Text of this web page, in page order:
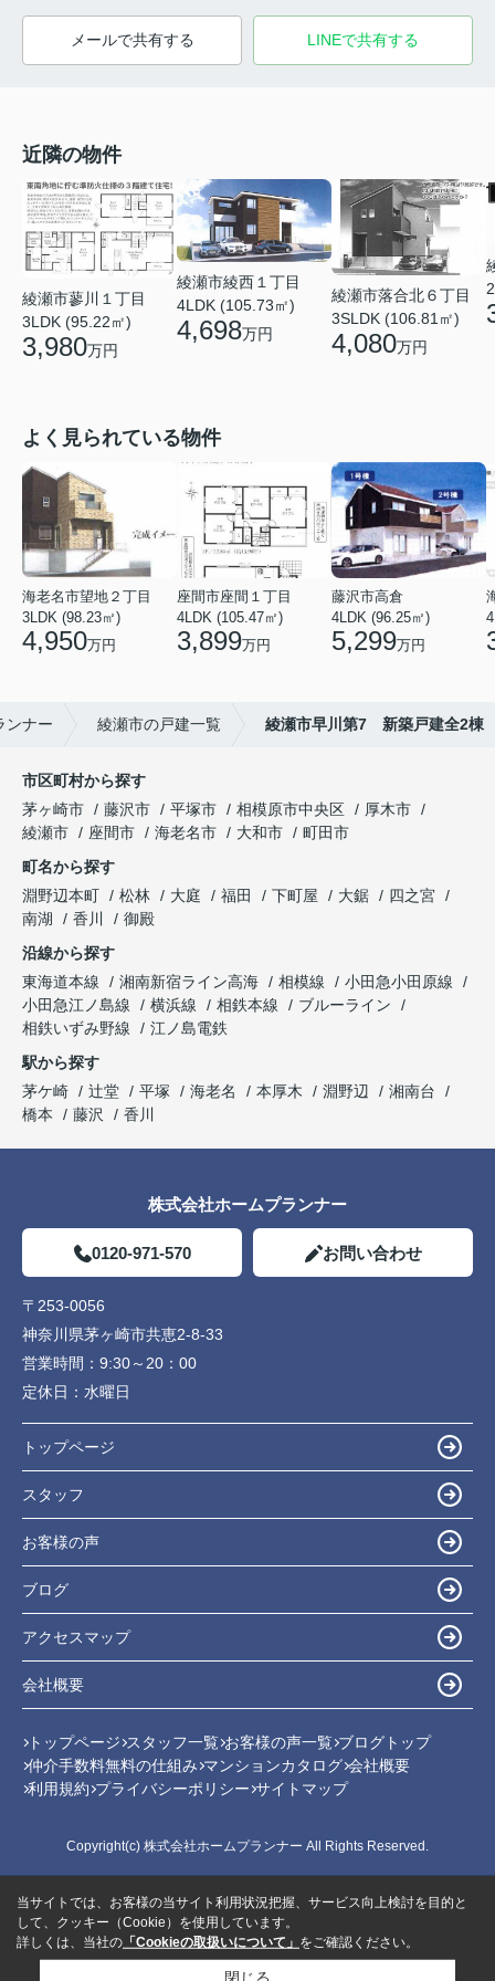
メールで共有する LINEで共有する
近隣の物件
綾瀬市蓼川１丁目
3LDK (95.22㎡)
3,980万円
綾瀬市綾西１丁目
4LDK (105.73㎡)
4,698万円
綾瀬市落合北６丁目
3SLDK (106.81㎡)
4,080万円
よく見られている物件
海老名市望地２丁目
3LDK (98.23㎡)
4,950万円
座間市座間１丁目
4LDK (105.47㎡)
3,899万円
藤沢市高倉
4LDK (96.25㎡)
5,299万円
ンナー 綾瀬市の戸建一覧 綾瀬市早川第7 新築戸建全2棟
市区町村から探す
茅ヶ崎市
藤沢市 平塚市 相模原市中央区
厚木市
綾瀬市
座間市 海老名市 大和市
町田市
町名から探す
淵野辺本町
松林 大庭 福田 下町屋 大鋸
四之宮
南湖
香川
御殿
沿線から探す
東海道本線
湘南新宿ライン高海 相模線
小田急小田原線
小田急江ノ島線
横浜線 相鉄本線
ブルーライン
相鉄いずみ野線
江ノ島電鉄
駅から探す
茅ケ崎
辻堂 平塚 海老名 本厚木 淵野辺
湘南台
橋本
藤沢 香川
株式会社ホームプランナー
0120-971-570 お問い合わせ
〒253-0056
神奈川県茅ヶ崎市共恵2-8-33
営業時間： 9:30～20：00
定休日： 水曜日
トップページ
スタッフ
お客様の声
ブログ
アクセスマップ
会社概要
トップページ スタッフ一覧 お客様の声一覧 ブログトップ
仲介手数料無料の仕組み マンションカタログ 会社概要
利用規約 プライバシーポリシー サイトマップ
Copyright(c) 株式会社ホームプランナー All Rights Reserved.
当サイトでは、お客様の当サイト利用状況把握、サービス向上検討を目的と
して、クッキー（Cookie）を使用しています。
詳しくは、当社の 「Cookieの取扱いについて」 をご確認ください。
閉じる